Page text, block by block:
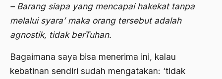
– Barang siapa yang mencapai hakekat tanpa
melalui syara’ maka orang tersebut adalah
agnostik, tidak berTuhan.
Bagaimana saya bisa menerima ini, kalau
kebatinan sendiri sudah mengatakan: ‘tidak
Anti-Kekerasan
António de Oliveira Salazar
Antonio Gramsci
Antony Van Leeuwenhoek